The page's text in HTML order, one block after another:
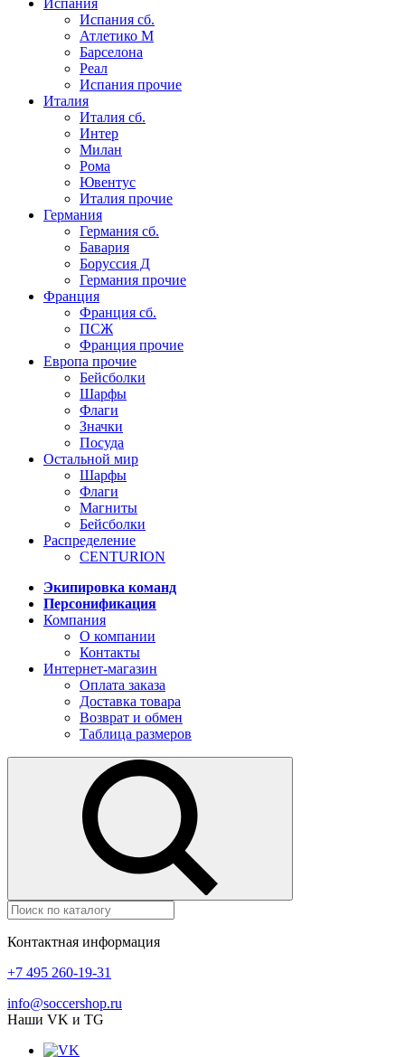
Испания
Испания сб.
Атлетико М
Барселона
Реал
Испания прочие
Италия
Италия сб.
Интер
Милан
Рома
Ювентус
Италия прочие
Германия
Германия сб.
Бавария
Боруссия Д
Германия прочие
Франция
Франция сб.
ПСЖ
Франция прочие
Европа прочие
Бейсболки
Шарфы
Флаги
Значки
Посуда
Остальной мир
Шарфы
Флаги
Магниты
Бейсболки
Распределение
CENTURION
Экипировка команд
Персонификация
Компания
О компании
Контакты
Интернет-магазин
Оплата заказа
Доставка товара
Возврат и обмен
Таблица размеров
Контактная информация
+7 495 260-19-31
info@soccershop.ru
Наши VK и TG